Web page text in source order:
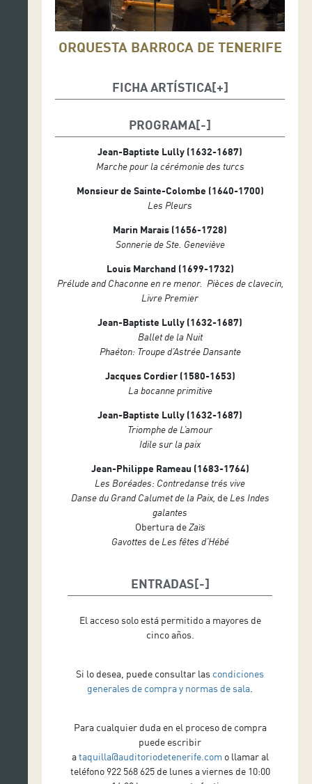
ORQUESTA BARROCA DE TENERIFE
FICHA ARTÍSTICA
Lorena Padrón, violín I y concertino
Sergio Suárez, Laura Díaz, violines I
violines II
Melchor García, viola barroca II
Alejandro Marías, viola de gamba baja
Diego Pérez, violonchelo barroco
Tomás López, violón
Carlos Oramas, tiorba y guitarra barroca
Fran Padrón, flauta II
Pepa Megina, oboe I
Miriam Jorde, oboe II
Julián Rincón, fagot
Paula Pinero, percusión
Carlos Calato, técnico de audiovisuales
Ricardo Ramos, ayudante de audiovisuales
PROGRAMA
Jean-Baptiste Lully (1632-1687)
Marche pour la cérémonie des turcs
Monsieur de Sainte-Colombe (1640-1700)
Les Pleurs
Marin Marais (1656-1728)
Sonnerie de Ste. Geneviève
Louis Marchand (1699-1732)
Prélude and Chaconne en re menor. Pièces de clavecin,
Livre Premier
Jean-Baptiste Lully (1632-1687)
Ballet de la Nuit
Phaéton: Troupe d’Astrée Dansante
Jacques Cordier (1580-1653)
La bocanne primitive
Jean-Baptiste Lully (1632-1687)
Triomphe de L’amour
Idile sur la paix
Jean-Philippe Rameau (1683-1764)
Les Boréades: Contredanse trés vive
Danse du Grand Calumet de la Paix, de Les Indes
galantes
Obertura deZaïs
Gavottes de Les fêtes d’Hébé
ENTRADAS
El acceso solo está permitido a mayores de
cinco años.
Si lo desea, puede consultar las condiciones
generales de compra y normas de sala
Para cualquier duda en el proceso de compra
puede escribir
ataquilla@auditoriodetenerife.com o llamar al
teléfono 922 568 625 de lunes a viernes de 10:00